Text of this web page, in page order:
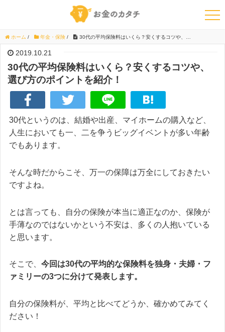
ホーム / 年金・保険 / 30代の平均保険料はいくら？安くするコツや、選び方のポイントを紹介！
2019.10.21
30代の平均保険料はいくら？安くするコツや、
選び方のポイントを紹介！
30代というのは、結婚や出産、マイホームの購入など、
人生においても一、二を争うビッグイベントが多い年齢
でもあります。
そんな時だからこそ、万一の保障は万全にしておきたい
ですよね。
とは言っても、自分の保険が本当に適正なのか、保険が
手薄なのではないかという不安は、多くの人抱いている
と思います。
そこで、 今回は30代の平均的な保険料を独身・夫婦・フ
ァミリーの3つに分けて発表します。
自分の保険料が、平均と比べてどうか、確かめてみてく
ださい！